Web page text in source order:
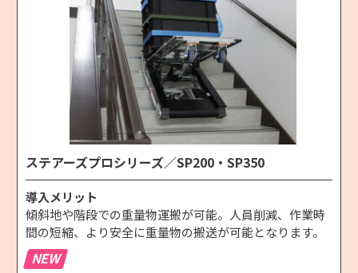
ステアーズプロシリーズ／SP200・SP350
導入メリット
傾斜地や階段での重量物運搬が可能。人員削減、作業時
間の短縮、より安全に重量物の搬送が可能となります。
NEW